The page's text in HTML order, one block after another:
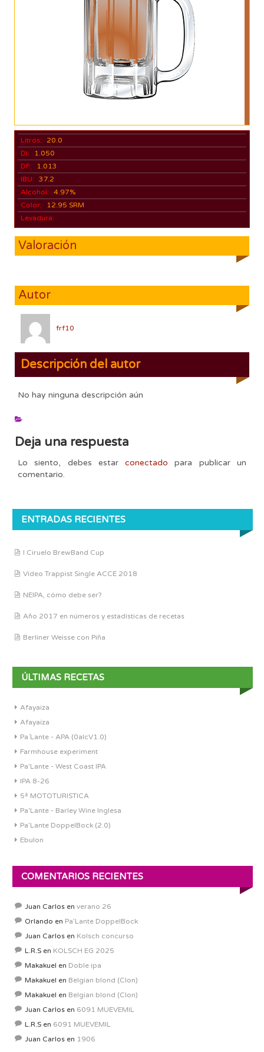
Litros:
20.0
DI:
1.050
DF:
1.013
IBU: 37.2
Alcohol: 4.97%
Color:
12.95 SRM
Levadura:
Valoración
Autor
frf10
Descripción del autor
No hay ninguna descripción aún
Deja una respuesta
Lo siento, debes estarconectado para publicar un
comentario.
ENTRADAS RECIENTES
I Ciruelo BrewBand Cup
Vídeo Trappist Single ACCE 2018
NEIPA, cómo debe ser?
Año 2017 en números y estadísticas de recetas
Berliner Weisse con Piña
ÚLTIMAS RECETAS
Afayaiza
Afayaiza
Pa´Lante - APA (0alcV1.0)
Farmhouse experiment
Pa'Lante - West Coast IPA
IPA 8-26
5ª MOTOTURISTICA
Pa'Lante - Barley Wine Inglesa
Pa’Lante DoppelBock (2.0)
Ebulon
COMENTARIOS RECIENTES
Juan Carlos en verano 26
Orlando en Pa’Lante DoppelBock
Juan Carlos en Kolsch concurso
L.R.S en KOLSCH EG 2025
Makakuel en Doble ipa
Makakuel en Belgian blond (Clon)
Makakuel en Belgian blond (Clon)
Juan Carlos en 6091 MUEVEMIL
L.R.S en 6091 MUEVEMIL
Juan Carlos en 1906